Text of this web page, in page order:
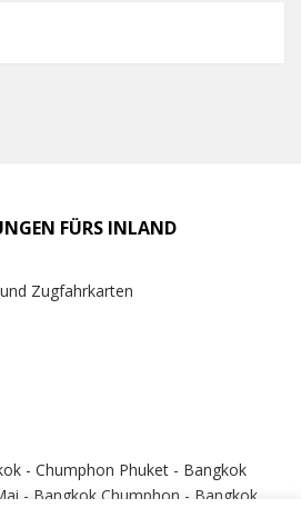
FÜRS INLAND
Zugfahrkarten
- Chumphon Phuket - Bangkok
- Bangkok Chumphon - Bangkok